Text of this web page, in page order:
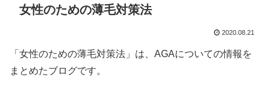
女性のための薄毛対策法
2020.08.21
「女性のための薄毛対策法」は、AGAについての情報を
まとめたブログです。